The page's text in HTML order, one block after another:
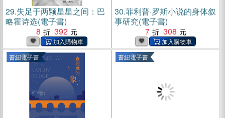
29.失足于两颗星星之间：巴
略霍诗选(電子書)
8
392
30.菲利普·罗斯小说的身体叙
事研究(電子書)
7
308
書紐電子書 書紐電子書